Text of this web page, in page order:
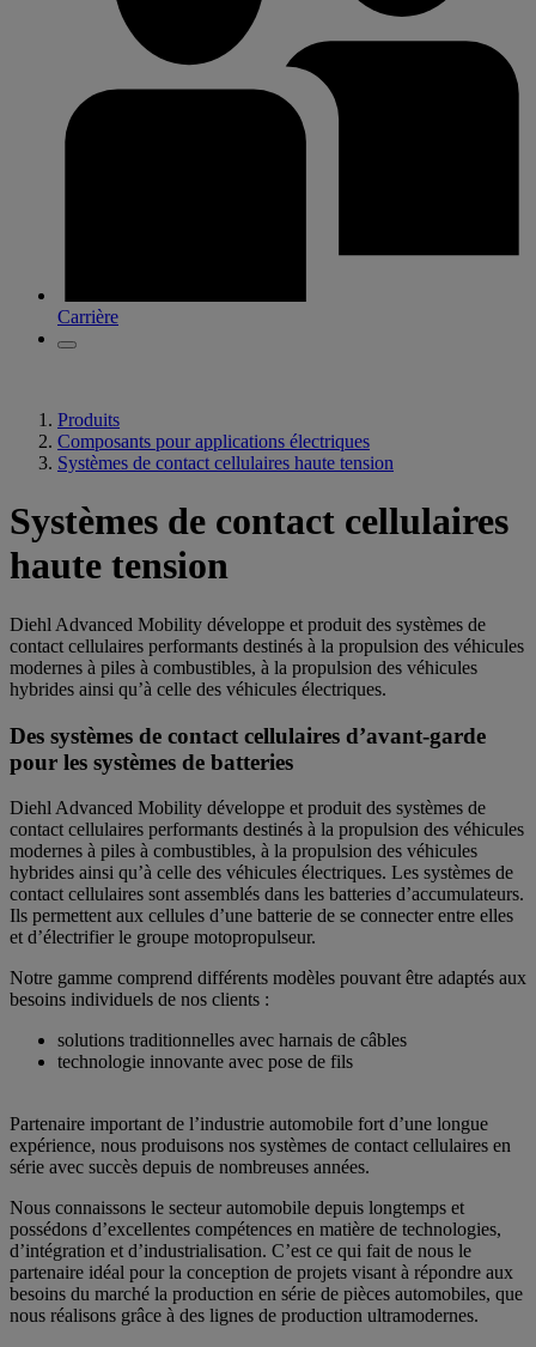
Carrière
Produits
Composants pour applications électriques
Systèmes de contact cellulaires haute tension
Systèmes de contact cellulaires
haute tension
Diehl Advanced Mobility développe et produit des systèmes de
contact cellulaires performants destinés à la propulsion des véhicules
modernes à piles à combustibles, à la propulsion des véhicules
hybrides ainsi qu’à celle des véhicules électriques.
Des systèmes de contact cellulaires d’avant-garde
pour les systèmes de batteries
Diehl Advanced Mobility développe et produit des systèmes de
contact cellulaires performants destinés à la propulsion des véhicules
modernes à piles à combustibles, à la propulsion des véhicules
hybrides ainsi qu’à celle des véhicules électriques. Les systèmes de
contact cellulaires sont assemblés dans les batteries d’accumulateurs.
Ils permettent aux cellules d’une batterie de se connecter entre elles
et d’électrifier le groupe motopropulseur.
Notre gamme comprend différents modèles pouvant être adaptés aux
besoins individuels de nos clients :
solutions traditionnelles avec harnais de câbles
technologie innovante avec pose de fils
Partenaire important de l’industrie automobile fort d’une longue
expérience, nous produisons nos systèmes de contact cellulaires en
série avec succès depuis de nombreuses années.
Nous connaissons le secteur automobile depuis longtemps et
possédons d’excellentes compétences en matière de technologies,
d’intégration et d’industrialisation. C’est ce qui fait de nous le
partenaire idéal pour la conception de projets visant à répondre aux
besoins du marché la production en série de pièces automobiles, que
nous réalisons grâce à des lignes de production ultramodernes.